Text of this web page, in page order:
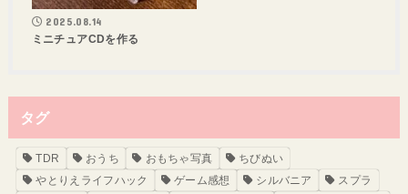
2025.08.14
ミニチュアCDを作る
タグ
TDR おうち おもちゃ写真
ちびぬい
やとりえライフハック
ゲーム感想 シルバニア
スプラ